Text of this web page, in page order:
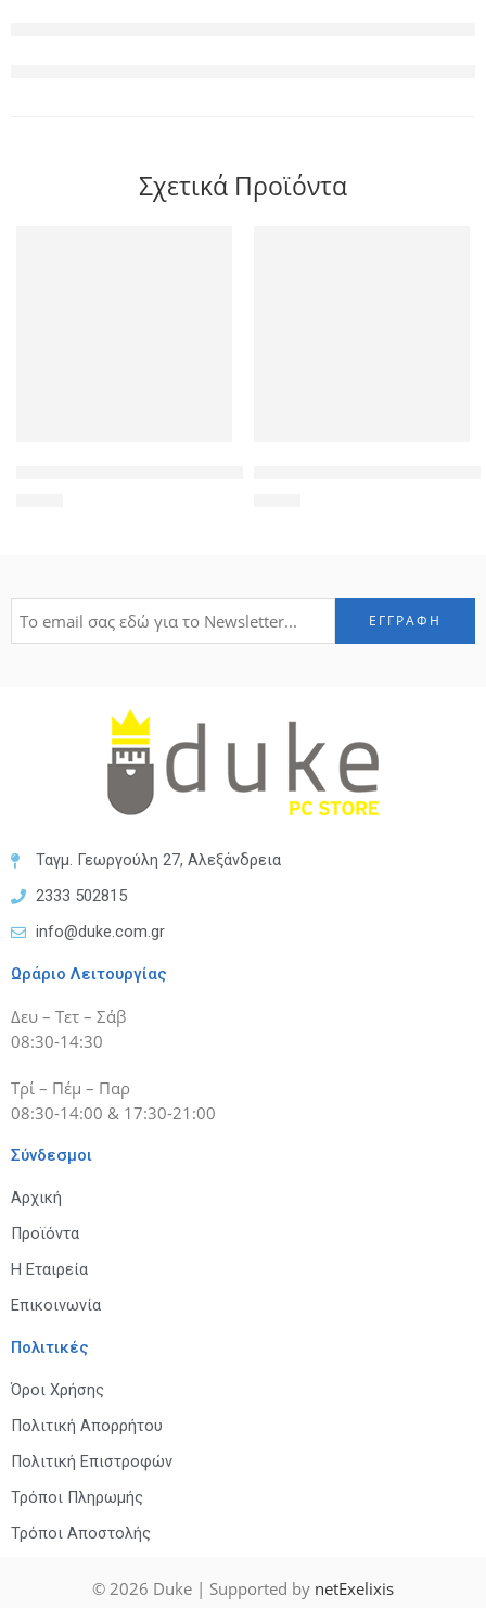
Σχετικά Προϊόντα
Ταγμ. Γεωργούλη 27, Αλεξάνδρεια
2333 502815
info@duke.com.gr
Ωράριο Λειτουργίας
Δευ – Τετ – Σάβ
08:30-14:30
Τρί – Πέμ – Παρ
08:30-14:00 & 17:30-21:00
Σύνδεσμοι
Αρχική
Προϊόντα
Η Εταιρεία
Επικοινωνία
Πολιτικές
Όροι Χρήσης
Πολιτική Απορρήτου
Πολιτική Επιστροφών
Τρόποι Πληρωμής
Τρόποι Αποστολής
© 2026 Duke | Supported by netExelixis